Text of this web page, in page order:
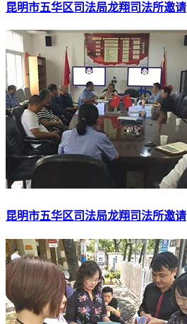
昆明市五华区司法局龙翔司法所邀请
昆明市五华区司法局龙翔司法所邀请